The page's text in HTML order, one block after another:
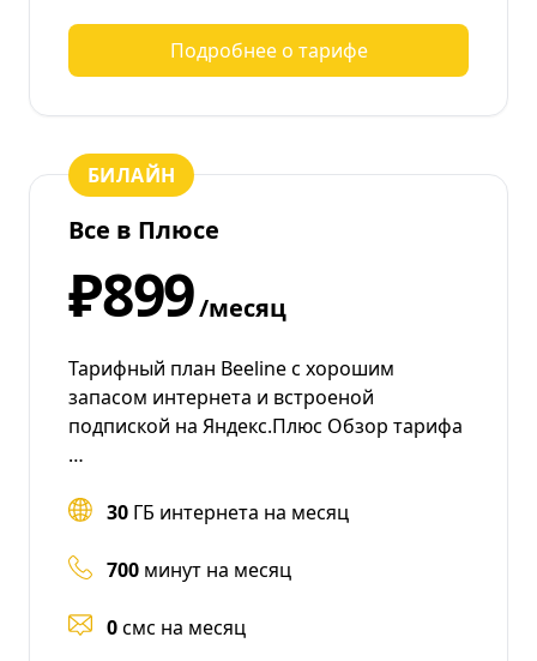
Подробнее о тарифе
БИЛАЙН
Все в Плюсе
₽899/месяц
Тарифный план Beeline с хорошим
запасом интернета и встроеной
подпиской на Яндекс.Плюс Обзор тарифа
…
30 ГБ интернета на месяц
700 минут на месяц
0смс на месяц